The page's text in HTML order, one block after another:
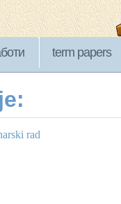
term papers
rad